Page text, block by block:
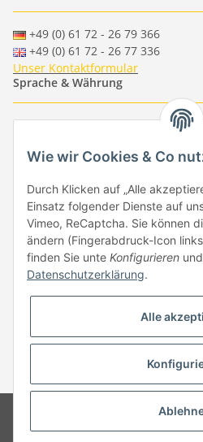
+49 (0) 61 72 - 26 79 366
+49 (0) 61 72 - 26 77 336
Unser Kontaktformular
Sprache & Währung
- - -
-
EUR-GBP-USD-CHF
Händlerbund
Vertrag
* Alle Preise inkl. gesetzlicher USt., zzgl.
© Copyright by Paper-Media - (2006-
Qualitätsprodukte
Wie wir Cookies & Co
Durch Klicken auf „Alle
Einsatz folgender Dienste auf
Vimeo, ReCaptcha. Sie können
ändern (Fingerabdruck-Icon
finden Sie unte Konfigurieren
Datenschutzerklärung.
Alle